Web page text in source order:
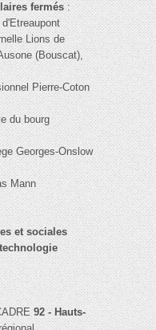
fermés:
Lions de
(Bouscat),
Pierre-Coton
du bourg
Georges-Onslow
Mann
et sociales
92 - Hauts-